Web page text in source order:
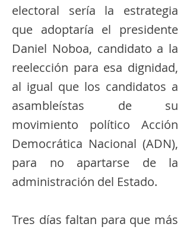
electoral sería la estrategia
que adoptaría el presidente
Daniel Noboa, candidato a la
reelección para esa dignidad,
al igual que los candidatos a
asambleístas de su
movimiento político Acción
Democrática Nacional (ADN),
para no apartarse de la
administración del Estado.
Tres días faltan para que más